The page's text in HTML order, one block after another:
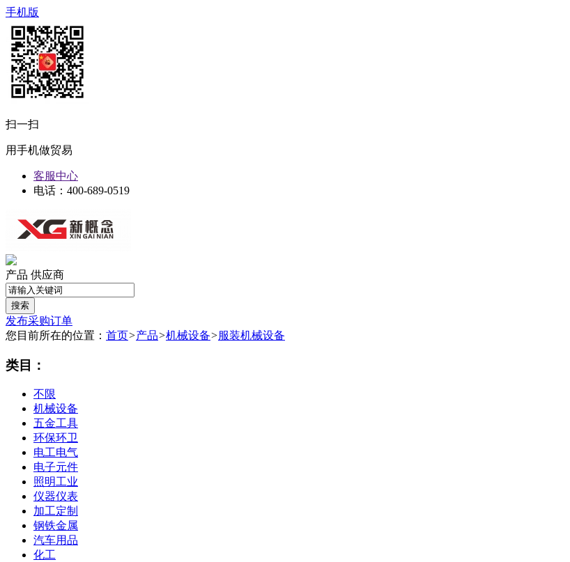
手机版
扫一扫
用手机做贸易
客服中心
电话：400-689-0519
产品 供应商
搜索
发布采购订单
您目前所在的位置： 首页>产品>机械设备>服装机械设备
类目：
不限
机械设备
五金工具
环保环卫
电工电气
电子元件
照明工业
仪器仪表
加工定制
钢铁金属
汽车用品
化工